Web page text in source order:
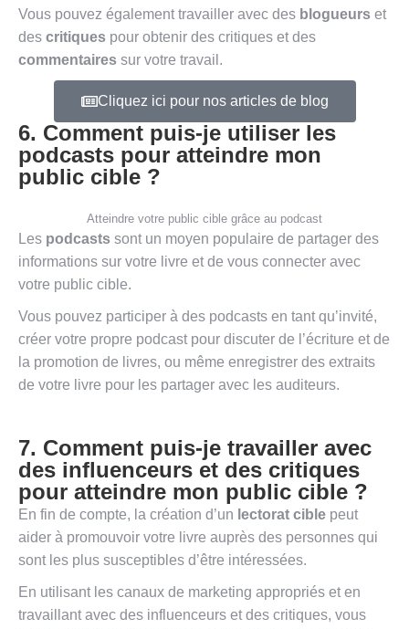
Vous pouvez également travailler avec des blogueurs et
des critiques pour obtenir des critiques et des
commentaires sur votre travail.
Cliquez ici pour nos articles de blog
6. Comment puis-je utiliser les
podcasts pour atteindre mon
public cible ?
Atteindre votre public cible grâce au podcast
Les podcasts sont un moyen populaire de partager des
informations sur votre livre et de vous connecter avec
votre public cible.
Vous pouvez participer à des podcasts en tant qu’invité,
créer votre propre podcast pour discuter de l’écriture et de
la promotion de livres, ou même enregistrer des extraits
de votre livre pour les partager avec les auditeurs.
7. Comment puis-je travailler avec
des influenceurs et des critiques
pour atteindre mon public cible ?
En fin de compte, la création d’un lectorat cible peut
aider à promouvoir votre livre auprès des personnes qui
sont les plus susceptibles d’être intéressées.
En utilisant les canaux de marketing appropriés et en
travaillant avec des influenceurs et des critiques, vous